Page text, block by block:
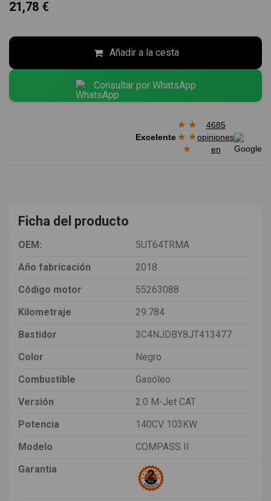
21,78 €
Añadir a la cesta
Consultar por WhatsApp
Excelente
★ ★
★ ★
★
4685
opiniones
en
Ficha del producto
OEM:
5UT64TRMA
Año fabricación
2018
Código motor
55263088
Kilometraje
29.784
Bastidor
3C4NJDBY8JT413477
Color
Negro
Combustible
Gasóleo
Versión
2.0 M-Jet CAT
Potencia
140CV 103KW
Modelo
COMPASS II
Garantia